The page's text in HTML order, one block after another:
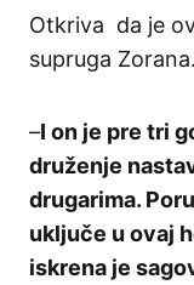
Otkriva da je
supruga Zorana.
–I on je pre tri
druženje
drugarima.
uključe u ovaj
iskrena je